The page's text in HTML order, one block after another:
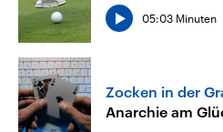
05:03 Minuten
Zocken in der
Anarchie am